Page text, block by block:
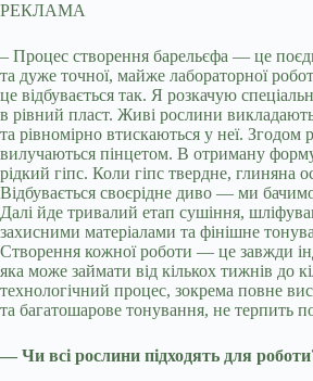
РЕКЛАМА
– Процес створення барельєфа — це
та дуже точної, майже лабораторної
це відбувається так. Я розкачую
в рівний пласт. Живі рослини
та рівномірно втискаються у неї.
вилучаються пінцетом. В отриману
рідкий гіпс. Коли гіпс твердне, глиняна
Відбувається своєрідне диво — ми
Далі йде тривалий етап сушіння,
захисними матеріалами та фінішне
Створення кожної роботи — це завжди
яка може займати від кількох тижнів до
технологічний процес, зокрема повне
та багатошарове тонування, не терпить
— Чи всі рослини підходять для